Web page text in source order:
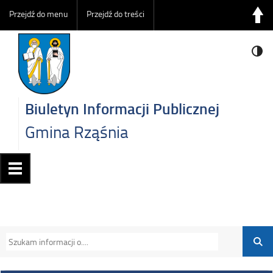
Przejdź do menu Przejdź do treści
Biuletyn Informacji Publicznej
Gmina Rząśnia